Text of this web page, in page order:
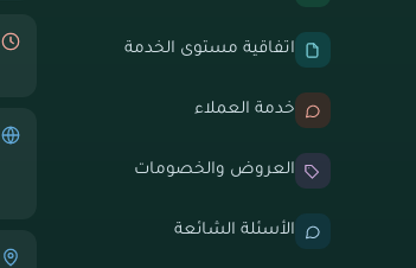
اتفاقية مستوى الخدمة
خدمة العملاء
العروض والخصومات
الأسئلة الشائعة